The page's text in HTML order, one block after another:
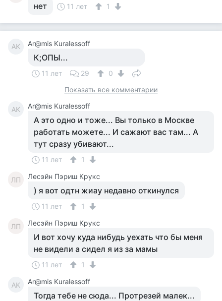
нет 11 лет 1
AK Ar@mis Kuralessoff
К;ОПЫ...
11 лет 29
0
Показать все комментарии
AK Ar@mis Kuralessoff
А это одно и тоже... Вы только в Москве
работать можете... И сажают вас там... А
тут сразу убивают...
11 лет 1
ЛП Лесэйн Пэриш Крукс
) я вот одтн жиау недавно откинулся
11 лет 1
ЛП Лесэйн Пэриш Крукс
И вот хочу куда нибудь уехать что бы меня
не видели а сидел я из за мамы
11 лет 1
AK Ar@mis Kuralessoff
Тогда тебе не сюда... Протрезей малек...